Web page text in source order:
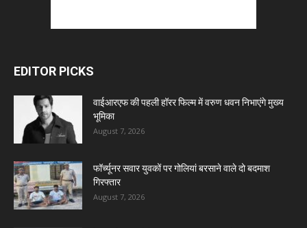
EDITOR PICKS
वाईआरएफ की पहली हॉरर फिल्म में वरुण धवन निभाएंगे मुख्य
भूमिका
August 7, 2026
फॉर्च्यूनर सवार युवकों पर गोलियां बरसाने वाले दो बदमाश
गिरफ्तार
August 7, 2026